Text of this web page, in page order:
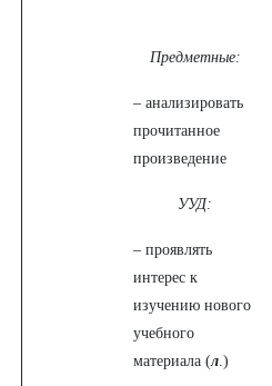
Предметные:
– анализировать
прочитанное
произведение
УУД:
– проявлять
интерес к
изучению нового
учебного
материала (л.)